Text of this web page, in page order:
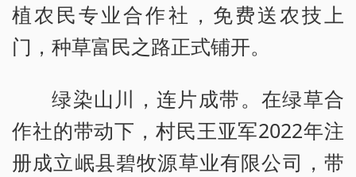
植农民专业合作社，免费送农技上
门，种草富民之路正式铺开。
绿染山川，连片成带。在绿草合
作社的带动下，村民王亚军2022年注
册成立岷县碧牧源草业有限公司，带